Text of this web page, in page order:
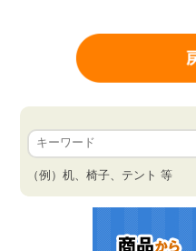
（例）机、椅子、テント 等